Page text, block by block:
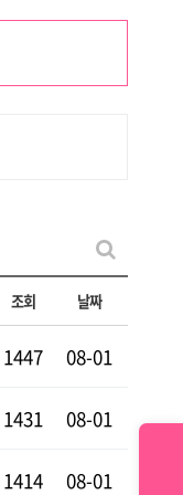
조회 날짜
1447 08-01
1431 08-01
1414 08-01